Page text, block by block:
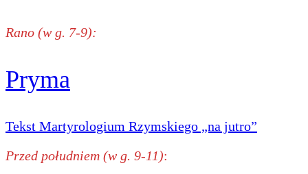
Rano (w g. 7-9):
Pryma
Tekst Martyrologium Rzymskiego „na jutro”
Przed południem (w g. 9-11):